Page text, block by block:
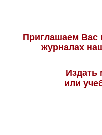
Приглашаем Вас
журналах
Издать
или